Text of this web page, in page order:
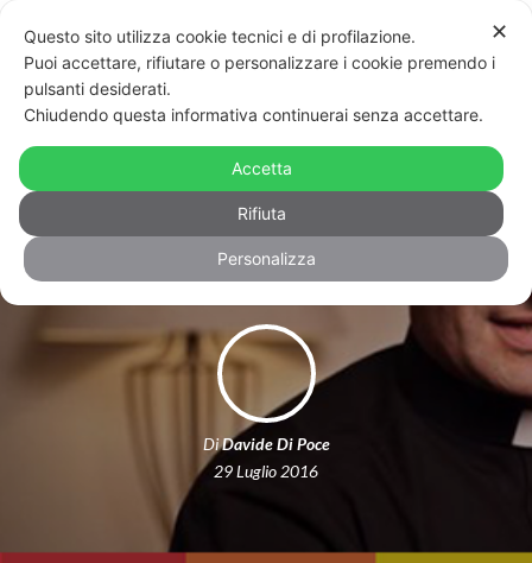
Io, prete gay, e l’ipocrisia della
Chiesa. Intervista a Krzysztof
Charamsa
DiDavide Di Poce
29 Luglio 2016
✕
Questo sito utilizza cookie tecnici e di profilazione.
Puoi accettare, rifiutare o personalizzare i cookie premendo i
pulsanti desiderati.
Chiudendo questa informativa continuerai senza accettare.
Accetta
Rifiuta
Personalizza